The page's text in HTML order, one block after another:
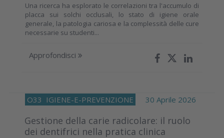
Una ricerca ha esplorato le correlazioni tra l'accumulo di
placca sui solchi occlusali, lo stato di igiene orale
generale, la patologia cariosa e la complessità delle cure
necessarie su studenti...
Approfondisci
O33 IGIENE-E-PREVENZIONE 30 Aprile 2026
Gestione della carie radicolare: il ruolo
dei dentifrici nella pratica clinica